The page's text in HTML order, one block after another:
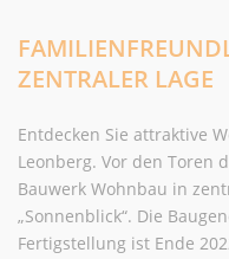
ZENTRALER LAGE
Entdecken Sie attraktive
Leonberg. Vor den Toren
Bauwerk Wohnbau in
„Sonnenblick“. Die
Fertigstellung ist Ende